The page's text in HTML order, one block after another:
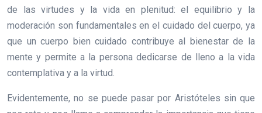
de las virtudes y la vida en plenitud: el equilibrio y la
moderación son fundamentales en el cuidado del cuerpo, ya
que un cuerpo bien cuidado contribuye al bienestar de la
mente y permite a la persona dedicarse de lleno a la vida
contemplativa y a la virtud.
Evidentemente, no se puede pasar por Aristóteles sin que